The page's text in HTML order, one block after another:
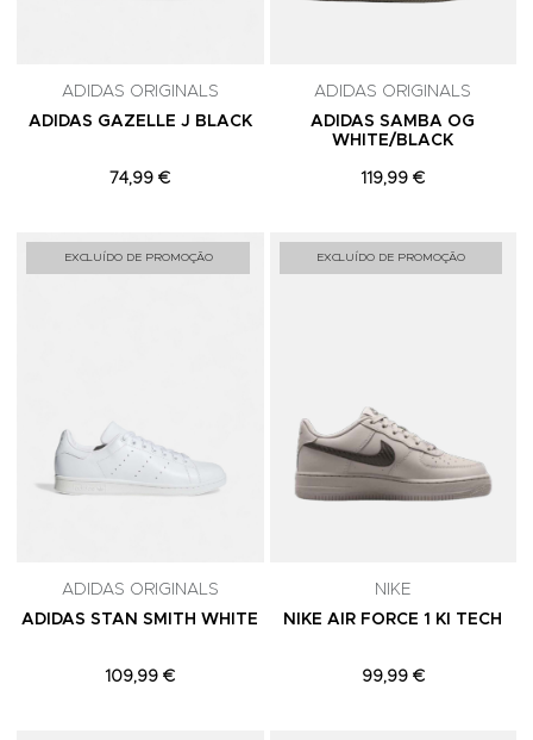
ADIDAS ORIGINALS
ADIDAS GAZELLE J BLACK
74,99 €
ADIDAS ORIGINALS
ADIDAS SAMBA OG
WHITE/BLACK
119,99 €
EXCLUÍDO DE PROMOÇÃO Adicionar aos Favoritos
ADIDAS ORIGINALS
ADIDAS STAN SMITH WHITE
109,99 €
EXCLUÍDO DE PROMOÇÃO
NIKE
NIKE AIR FORCE 1 KI TECH
99,99 €